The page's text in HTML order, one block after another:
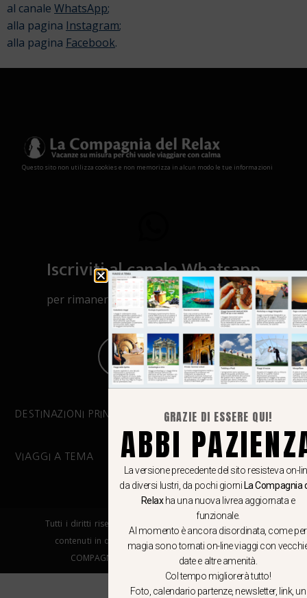
al canale WhatsApp;
alla pagina Instagram;
alla pagina Facebook.
Questo sito non utilizza cookies e non memorizza in alcun modo le tue informazioni
Iscriviti al canale Whatsapp
per rimanere aggiornato su viaggi, eventi
e notizie!
CLICCA QUI
DESTINAZIONI PRINCIPALI
VIAGGI A TEMA
Tutti i diritti riservati. E’ vietata la copia e la riproduzione dei
contenuti in qualsiasi modo o forma. – COPYRIGHT ©LA
COMPAGNIA DEL RELAX – Made in Springfield srl
GRAZIE DI ESSERE QUI!
ABBI
La versione precedente del sito resisteva on-
da diversi lustri, da pochi giorni La Compagnia
Relaxha una nuova livrea aggiornata e
funzionale.
Al momento è ancora disordinata, come per
magia sono tornati on-line viaggi con
date e altre amenità.
Col tempo migliorerà tutto!
Foto, calendario partenze, newsletter, link, un